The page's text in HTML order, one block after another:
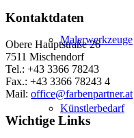
Malerwerkzeuge
Künstlerbedarf
Kontaktdaten
Obere Hauptstraße 26
7511 Mischendorf
Tel.: +43 3366 78243
Fax.: +43 3366 78243 4
Mail: office@farbenpartner.at
Wichtige Links